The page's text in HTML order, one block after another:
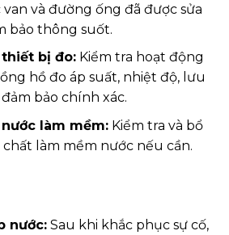
van và đường ống đã được sửa
bảo thông suốt.
thiết bị đo: Kiểm tra hoạt động
hồ đo áp suất, nhiệt độ, lưu
bảo chính xác.
làm mềm: Kiểm tra và bổ
làm mềm nước nếu cần.
nước: Sau khi khắc phục sự cố,